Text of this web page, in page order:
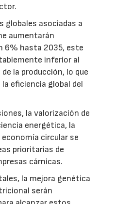
globales asociadas a
aumentarán
6% hasta 2035, este
inferior al
la producción, lo que
eficiencia global del
la valorización de
energética, la
circular se
prioritarias de
cárnicas.
la mejora genética
serán